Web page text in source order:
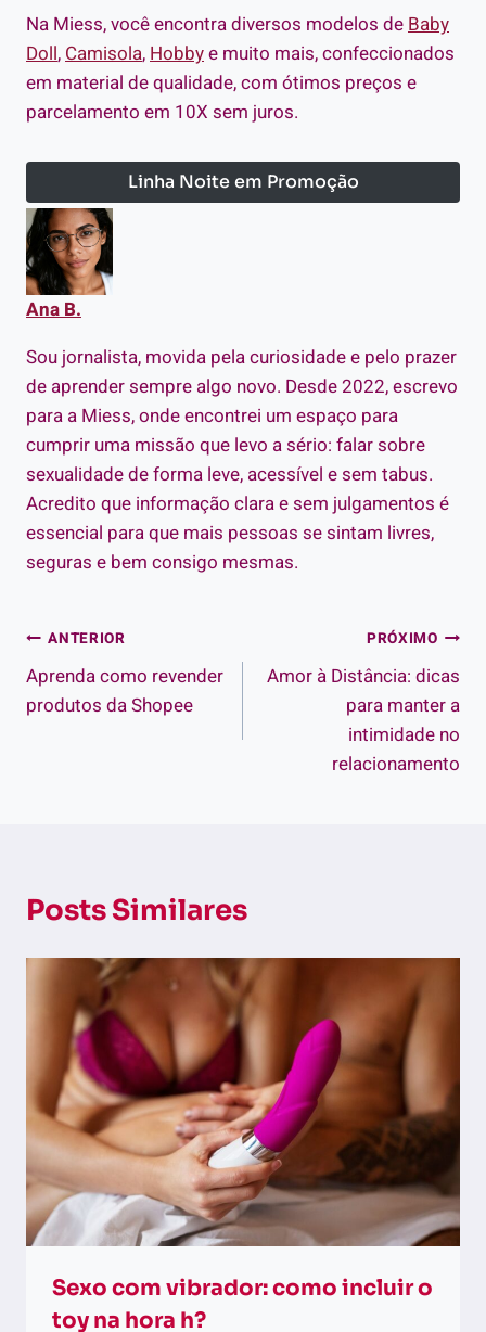
Na Miess, você encontra diversos modelos de Baby
Doll, Camisola, Hobbye muito mais, confeccionados
em material de qualidade, com ótimos preços e
parcelamento em 10X sem juros.
Linha Noite em Promoção
Ana B.
Sou jornalista, movida pela curiosidade e pelo prazer
de aprender sempre algo novo. Desde 2022, escrevo
para a Miess, onde encontrei um espaço para
cumprir uma missão que levo a sério: falar sobre
sexualidade de forma leve, acessível e sem tabus.
Acredito que informação clara e sem julgamentos é
essencial para que mais pessoas se sintam livres,
seguras e bem consigo mesmas.
Navegação
de
Post
ANTERIOR
Aprenda como revender
produtos da Shopee
PRÓXIMO
Amor à Distância: dicas
para manter a
intimidade no
relacionamento
Posts Similares
Sexo com vibrador: como incluir o
toy na hora h?